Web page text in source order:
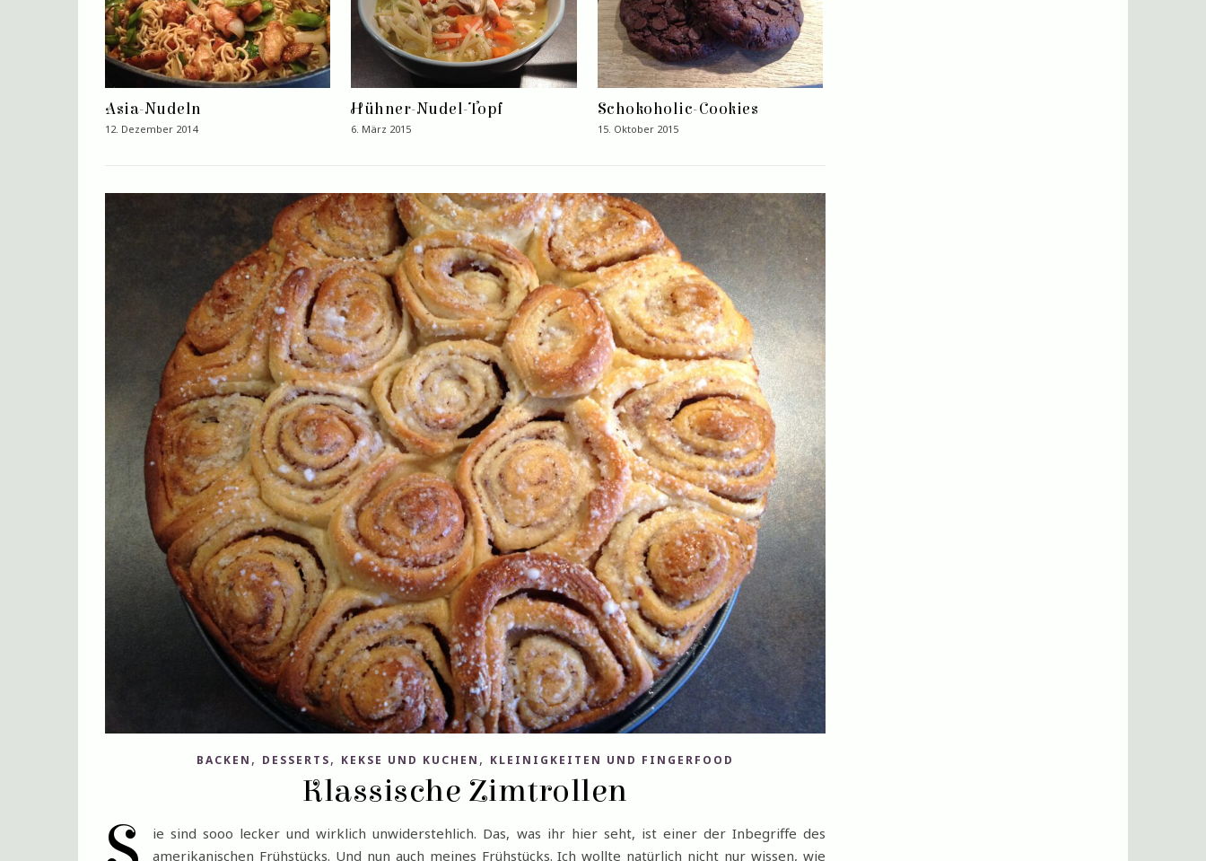
Asia-Nudeln
12. Dezember 2014
Hühner-Nudel-Topf
6. März 2015
Schokoholic-Cookies
15. Oktober 2015
BACKEN , DESSERTS, KEKSE UND KUCHEN , KLEINIGKEITEN UND FINGERFOOD
Klassische Zimtrollen
ie sind sooo lecker und wirklich unwiderstehlich. Das, was ihr hier seht, ist einer der Inbegriffe des
amerikanischen Frühstücks. Und nun auch meines Frühstücks. Ich wollte natürlich nicht nur wissen, wie